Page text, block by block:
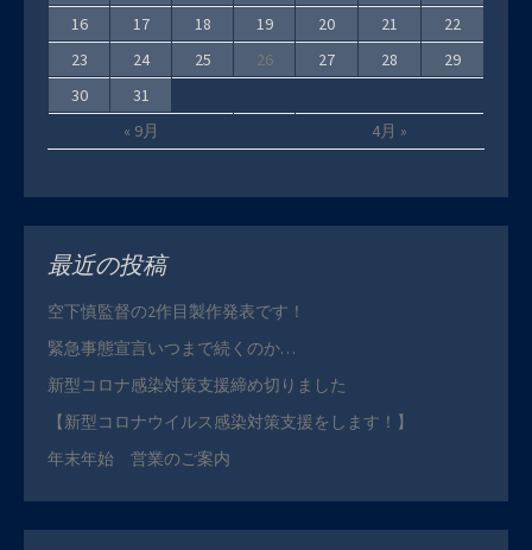
« 9月 4月 »
16
17 18 19 20 21
22
23
24 25 26 27 28
29
30
31
最近の投稿
空下慎監督の2作目製作発表です！
緊急事態宣言いつまで続くのか…
新型コロナ感染対策支援締め切りました
【新型コロナウイルス感染対策支援をします！】
年末年始 営業のご案内